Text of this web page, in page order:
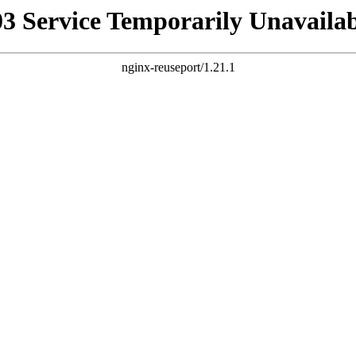
Service Temporarily
nginx-reuseport/1.21.1